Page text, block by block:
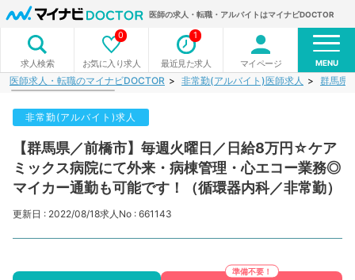
医師の求人・転職・アルバイトはマイナビDOCTOR
求人検索 お気に入り求人
0
最近見た求人
1
マイページ MENU
医師求人・転職のマイナビDOCTOR 非常勤(アルバイト)医師求人 群馬県
非常勤(アルバイト)求人
【群馬県／前橋市】毎週火曜日／日給8万円☆ケア
ミックス病院にて外来・病棟管理・心エコー業務◎
マイカー通勤も可能です！（循環器内科／非常勤）
更新日 : 2022/08/18求人No : 661143